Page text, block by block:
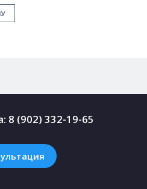
8 (902) 332-19-65